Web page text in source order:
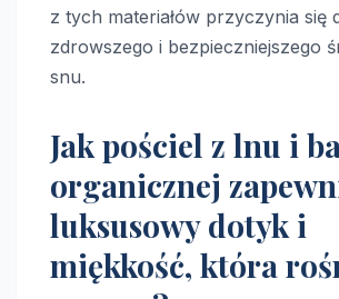
z tych materiałów przyczynia się
zdrowszego i bezpieczniejszego
snu.
Jak pościel z lnu i
organicznej
luksusowy dotyk i
miękkość, która